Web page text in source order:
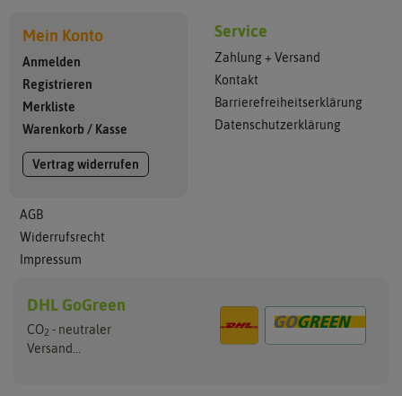
Mein Konto
Anmelden
Registrieren
Merkliste
Warenkorb / Kasse
Vertrag widerrufen
AGB
Widerrufsrecht
Impressum
Service
Zahlung + Versand
Kontakt
Barrierefreiheitserklärung
Datenschutzerklärung
DHL GoGreen
CO2 - neutraler
Versand...